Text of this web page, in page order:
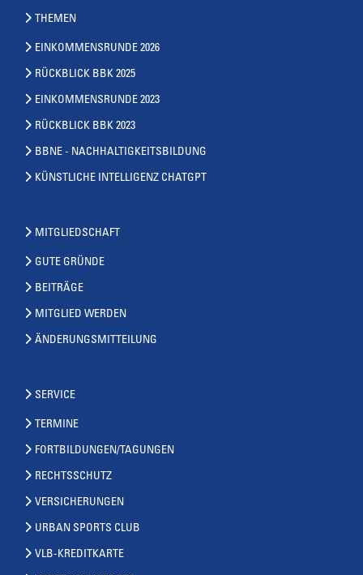
THEMEN
EINKOMMENSRUNDE 2026
RÜCKBLICK BBK 2025
EINKOMMENSRUNDE 2023
RÜCKBLICK BBK 2023
BBNE - NACHHALTIGKEITSBILDUNG
KÜNSTLICHE INTELLIGENZ CHATGPT
MITGLIEDSCHAFT
GUTE GRÜNDE
BEITRÄGE
MITGLIED WERDEN
ÄNDERUNGSMITTEILUNG
SERVICE
TERMINE
FORTBILDUNGEN/TAGUNGEN
RECHTSSCHUTZ
VERSICHERUNGEN
URBAN SPORTS CLUB
VLB-KREDITKARTE